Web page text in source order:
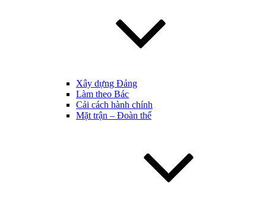
Xây dựng Đảng
Làm theo Bác
Cải cách hành chính
Mặt trận – Đoàn thể